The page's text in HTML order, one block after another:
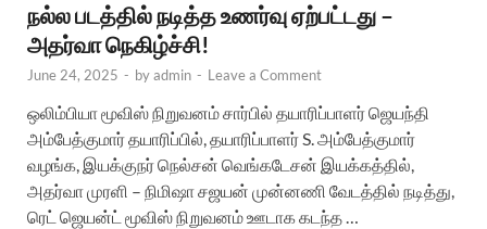
நல்ல படத்தில் நடித்த உணர்வு ஏற்பட்டது –
அதர்வா நெகிழ்ச்சி!
June 24, 2025 - byadmin - Leave a Comment
ஒலிம்பியா மூவிஸ் நிறுவனம் சார்பில் தயாரிப்பாளர் ஜெயந்தி
அம்பேத்குமார் தயாரிப்பில், தயாரிப்பாளர் S. அம்பேத்குமார்
வழங்க, இயக்குநர் நெல்சன் வெங்கடேசன் இயக்கத்தில்,
அதர்வா முரளி – நிமிஷா சஜயன் முன்னணி வேடத்தில் நடித்து,
ரெட் ஜெயன்ட் மூவிஸ் நிறுவனம் ஊடாக கடந்த …